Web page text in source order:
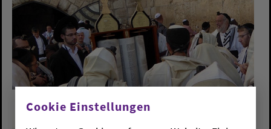
Cookie Einstellungen